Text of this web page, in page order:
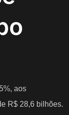
aos
R$ 28,6 bilhões.